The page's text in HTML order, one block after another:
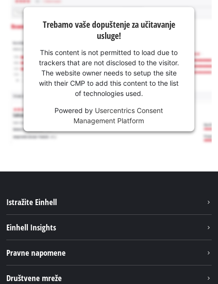
Trebamo vaše dopuštenje za učitavanje
usluge!
This content is not permitted to load due to
trackers that are not disclosed to the visitor.
The website owner needs to setup the site
with their CMP to add this content to the list
of technologies used.
Powered by Usercentrics Consent
Management Platform
Istražite Einhell
Einhell Insights
Karijera
Pravne napomene
Društvene mreže